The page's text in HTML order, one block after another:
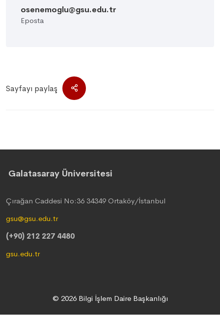
osenemoglu@gsu.edu.tr
Eposta
Sayfayı paylaş
Galatasaray Üniversitesi
Çırağan Caddesi No:36 34349 Ortaköy/İstanbul
gsu@gsu.edu.tr
(+90) 212 227 4480
gsu.edu.tr
© 2026 Bilgi İşlem Daire Başkanlığı